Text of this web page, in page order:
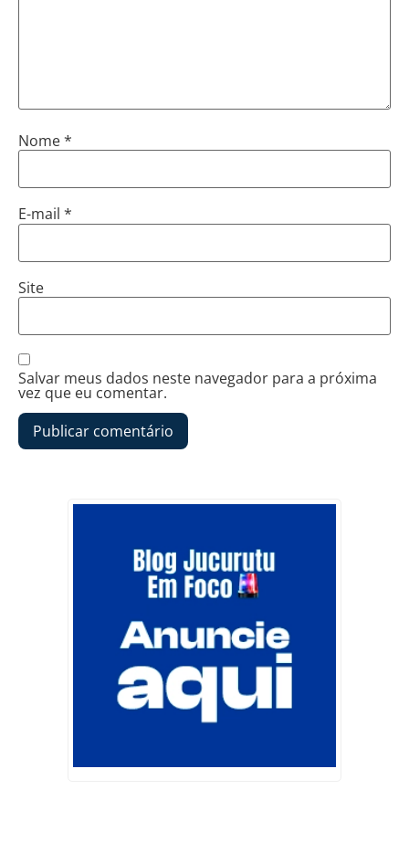
Nome*
E-mail *
Site
Salvar meus dados neste navegador para a próxima
vez que eu comentar.